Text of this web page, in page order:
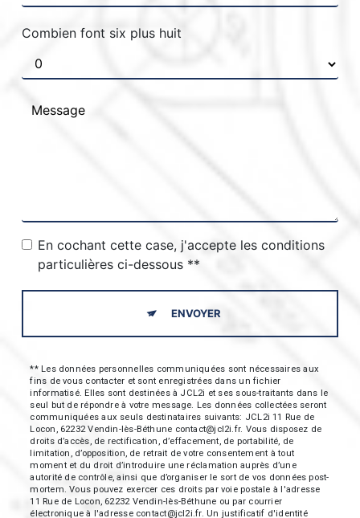
Combien font six plus huit
En cochant cette case, j'accepte les conditions
particulières ci-dessous **
ENVOYER
** Les données personnelles communiquées sont nécessaires aux
fins de vous contacter et sont enregistrées dans un fichier
informatisé. Elles sont destinées à JCL2i et ses sous-traitants dans le
seul but de répondre à votre message. Les données collectées seront
communiquées aux seuls destinataires suivants: JCL2i 11 Rue de
Locon, 62232 Vendin-lès-Béthune contact@jcl2i.fr. Vous disposez de
droits d’accès, de rectification, d’effacement, de portabilité, de
limitation, d’opposition, de retrait de votre consentement à tout
moment et du droit d’introduire une réclamation auprès d’une
autorité de contrôle, ainsi que d’organiser le sort de vos données post-
mortem. Vous pouvez exercer ces droits par voie postale à l'adresse
11 Rue de Locon, 62232 Vendin-lès-Béthune ou par courrier
électronique à l'adresse contact@jcl2i.fr. Un justificatif d'identité